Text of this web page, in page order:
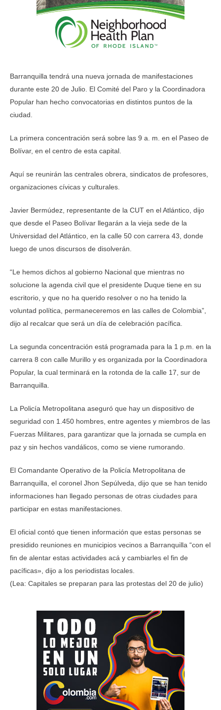
Barranquilla tendrá una nueva jornada de manifestaciones
durante este 20 de Julio. El Comité del Paro y la Coordinadora
Popular han hecho convocatorias en distintos puntos de la
ciudad.
La primera concentración será sobre las 9 a. m. en el Paseo de
Bolívar, en el centro de esta capital.
Aquí se reunirán las centrales obrera, sindicatos de profesores,
organizaciones cívicas y culturales.
Javier Bermúdez, representante de la CUT en el Atlántico, dijo
que desde el Paseo Bolívar llegarán a la vieja sede de la
Universidad del Atlántico, en la calle 50 con carrera 43, donde
luego de unos discursos de disolverán.
“Le hemos dichos al gobierno Nacional que mientras no
solucione la agenda civil que el presidente Duque tiene en su
escritorio, y que no ha querido resolver o no ha tenido la
voluntad política, permaneceremos en las calles de Colombia”,
dijo al recalcar que será un día de celebración pacífica.
La segunda concentración está programada para la 1 p.m. en la
carrera 8 con calle Murillo y es organizada por la Coordinadora
Popular, la cual terminará en la rotonda de la calle 17, sur de
Barranquilla.
La Policía Metropolitana aseguró que hay un dispositivo de
seguridad con 1.450 hombres, entre agentes y miembros de las
Fuerzas Militares, para garantizar que la jornada se cumpla en
paz y sin hechos vandálicos, como se viene rumorando.
El Comandante Operativo de la Policía Metropolitana de
Barranquilla, el coronel Jhon Sepúlveda, dijo que se han tenido
informaciones han llegado personas de otras ciudades para
participar en estas manifestaciones.
El oficial contó que tienen información que estas personas se
presidido reuniones en municipios vecinos a Barranquilla “con el
fin de alentar estas actividades acá y cambiarles el fin de
pacíficas», dijo a los periodistas locales.
(Lea: Capitales se preparan para las protestas del 20 de julio)